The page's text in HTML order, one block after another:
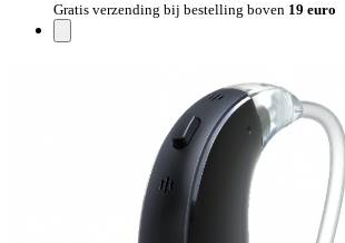
Gratis verzending bij bestelling boven 19 euro